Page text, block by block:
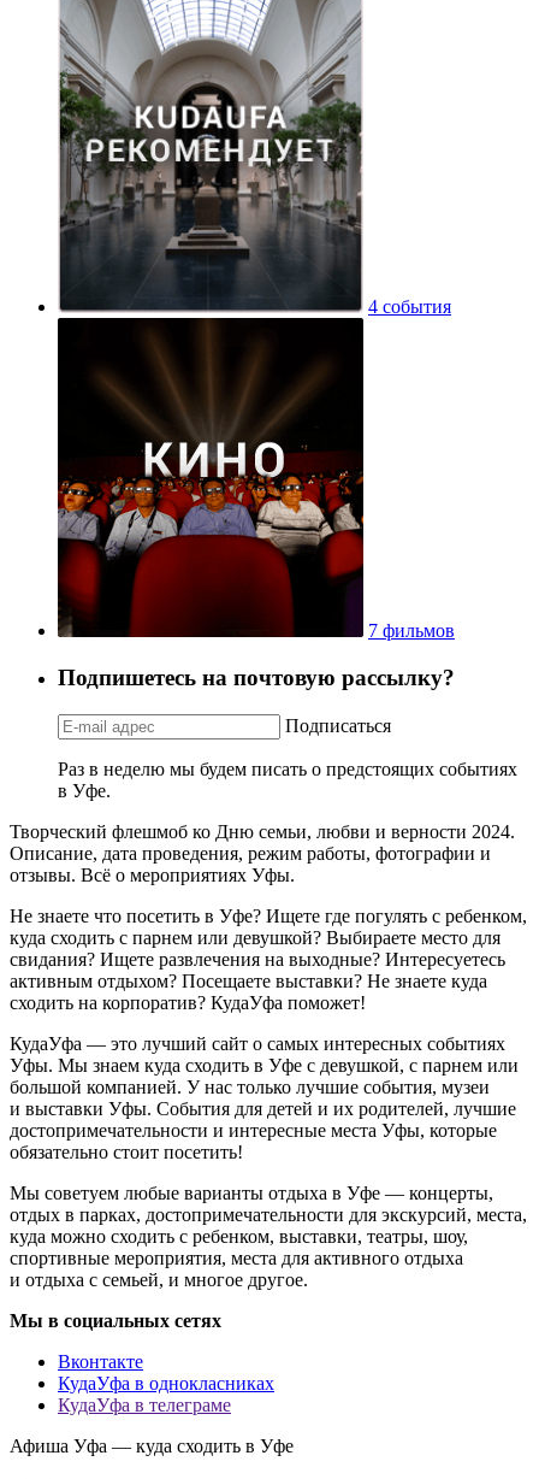
4 события
7 фильмов
Подпишетесь на почтовую рассылку?
Подписаться
Раз в неделю мы будем писать о предстоящих событиях
в Уфе.
Творческий флешмоб ко Дню семьи, любви и верности 2024.
Описание, дата проведения, режим работы, фотографии и
отзывы. Всё о мероприятиях Уфы.
Не знаете что посетить в Уфе? Ищете где погулять с ребенком,
куда сходить с парнем или девушкой? Выбираете место для
свидания? Ищете развлечения на выходные? Интересуетесь
активным отдыхом? Посещаете выставки? Не знаете куда
сходить на корпоратив? КудаУфа поможет!
КудаУфа — это лучший сайт о самых интересных событиях
Уфы. Мы знаем куда сходить в Уфе с девушкой, с парнем или
большой компанией. У нас только лучшие события, музеи
и выставки Уфы. События для детей и их родителей, лучшие
достопримечательности и интересные места Уфы, которые
обязательно стоит посетить!
Мы советуем любые варианты отдыха в Уфе — концерты,
отдых в парках, достопримечательности для экскурсий, места,
куда можно сходить с ребенком, выставки, театры, шоу,
спортивные мероприятия, места для активного отдыха
и отдыха с семьей, и многое другое.
Мы в социальных сетях
Вконтакте
КудаУфа в однокласниках
КудаУфа в телеграме
Афиша Уфа — куда сходить в Уфе